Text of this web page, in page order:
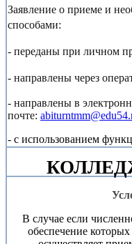
Заявление о приеме и
способами:
- переданы при личном
- направлены через
- направлены в
почте:
- с использованием
В случае если
обеспечение